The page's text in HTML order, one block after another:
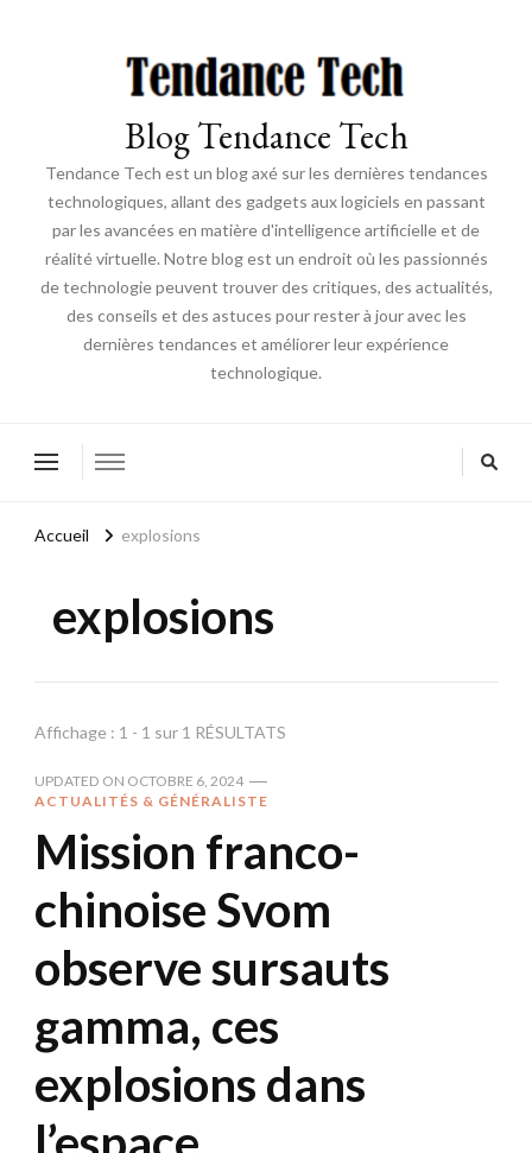
Blog Tendance Tech
Tendance Tech est un blog axé sur les dernières tendances
technologiques, allant des gadgets aux logiciels en passant
par les avancées en matière d'intelligence artificielle et de
réalité virtuelle. Notre blog est un endroit où les passionnés
de technologie peuvent trouver des critiques, des actualités,
des conseils et des astuces pour rester à jour avec les
dernières tendances et améliorer leur expérience
technologique.
Accueil explosions
explosions
Affichage : 1 - 1 sur 1 RÉSULTATS
UPDATED ON OCTOBRE 6, 2024
ACTUALITÉS & GÉNÉRALISTE
Mission franco-
chinoise Svom
observe sursauts
gamma, ces
explosions dans